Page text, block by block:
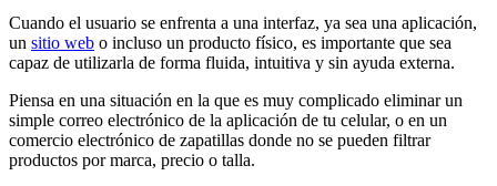
Cuando el usuario se enfrenta a una interfaz, ya sea una aplicación,
un sitio web o incluso un producto físico, es importante que sea
capaz de utilizarla de forma fluida, intuitiva y sin ayuda externa.
Piensa en una situación en la que es muy complicado eliminar un
simple correo electrónico de la aplicación de tu celular, o en un
comercio electrónico de zapatillas donde no se pueden filtrar
productos por marca, precio o talla.